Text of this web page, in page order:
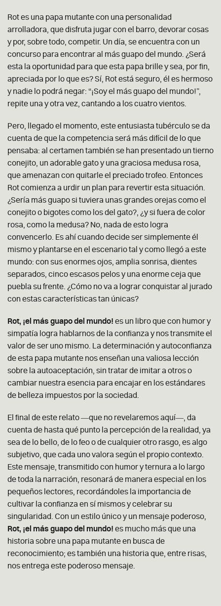
Rot es una papa mutante con una personalidad
arrolladora, que disfruta jugar con el barro, devorar cosas
y por, sobre todo, competir. Un día, se encuentra con un
concurso para encontrar al más guapo del mundo. ¿Será
esta la oportunidad para que esta papa brille y sea, por fin,
apreciada por lo que es? Sí, Rot está seguro, él es hermoso
y nadie lo podrá negar: “¡Soy el más guapo del mundo!”,
repite una y otra vez, cantando a los cuatro vientos.
Pero, llegado el momento, este entusiasta tubérculo se da
cuenta de que la competencia será más difícil de lo que
pensaba: al certamen también se han presentado un tierno
conejito, un adorable gato y una graciosa medusa rosa,
que amenazan con quitarle el preciado trofeo. Entonces
Rot comienza a urdir un plan para revertir esta situación.
¿Sería más guapo si tuviera unas grandes orejas como el
conejito o bigotes como los del gato?, ¿y si fuera de color
rosa, como la medusa? No, nada de esto logra
convencerlo. Es ahí cuando decide ser simplemente él
mismo y plantarse en el escenario tal y como llegó a este
mundo: con sus enormes ojos, amplia sonrisa, dientes
separados, cinco escasos pelos y una enorme ceja que
puebla su frente. ¿Cómo no va a lograr conquistar al jurado
con estas características tan únicas?
Rot, ¡el más guapo del mundo! es un libro que con humor y
simpatía logra hablarnos de la confianza y nos transmite el
valor de ser uno mismo. La determinación y autoconfianza
de esta papa mutante nos enseñan una valiosa lección
sobre la autoaceptación, sin tratar de imitar a otros o
cambiar nuestra esencia para encajar en los estándares
de belleza impuestos por la sociedad.
El final de este relato ―que no revelaremos aquí―, da
cuenta de hasta qué punto la percepción de la realidad, ya
sea de lo bello, de lo feo o de cualquier otro rasgo, es algo
subjetivo, que cada uno valora según el propio contexto.
Este mensaje, transmitido con humor y ternura a lo largo
de toda la narración, resonará de manera especial en los
pequeños lectores, recordándoles la importancia de
cultivar la confianza en sí mismos y celebrar su
singularidad. Con un estilo único y un mensaje poderoso,
Rot, ¡el más guapo del mundo! es mucho más que una
historia sobre una papa mutante en busca de
reconocimiento; es también una historia que, entre risas,
nos entrega este poderoso mensaje.